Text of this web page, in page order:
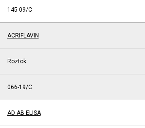
145-09/C
ACRIFLAVIN
Roztok
066-19/C
AD AB ELISA